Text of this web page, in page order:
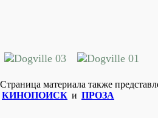
Страница материала также
КИНОПОИСК и ПРОЗА